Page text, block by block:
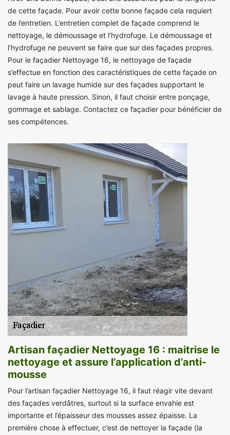
de cette façade. Pour avoir cette bonne façade cela requiert
de l’entretien. L’entretien complet de façade comprend le
nettoyage, le démoussage et l’hydrofuge. Le démoussage et
l’hydrofuge ne peuvent se faire que sur des façades propres.
Pour le façadier Nettoyage 16, le nettoyage de façade
s’effectue en fonction des caractéristiques de cette façade on
peut faire un lavage humide sur des façades supportant le
lavage à haute pression. Sinon, il faut choisir entre ponçage,
gommage et sablage. Contactez ce façadier pour bénéficier de
ses compétences.
Artisan façadier Nettoyage 16 : maitrise le
nettoyage et assure l’application d’anti-
mousse
Pour l’artisan façadier Nettoyage 16, il faut réagir vite devant
des façades verdâtres, surtout si la surface envahie est
importante et l’épaisseur des mousses assez épaisse. La
première chose à effectuer, c’est de nettoyer la façade (la